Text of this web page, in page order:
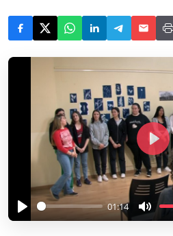
P
01:14
M
P
l
a
y